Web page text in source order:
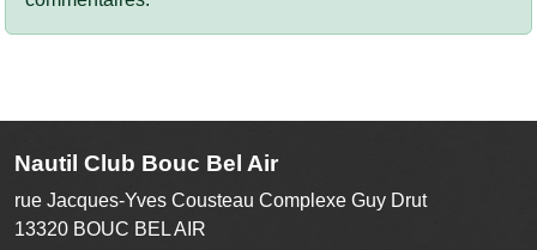
Nautil Club Bouc Bel Air
rue Jacques-Yves Cousteau Complexe Guy Drut
13320 BOUC BEL AIR